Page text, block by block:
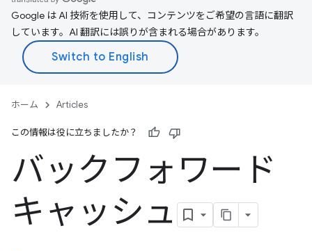
Google は AI 技術を使用して、コンテンツをご希望の言語に翻訳
しています。AI 翻訳には誤りが含まれる場合があります。
ホーム Articles
この情報は役に立ちましたか？
バックフォワード
キャッシュ